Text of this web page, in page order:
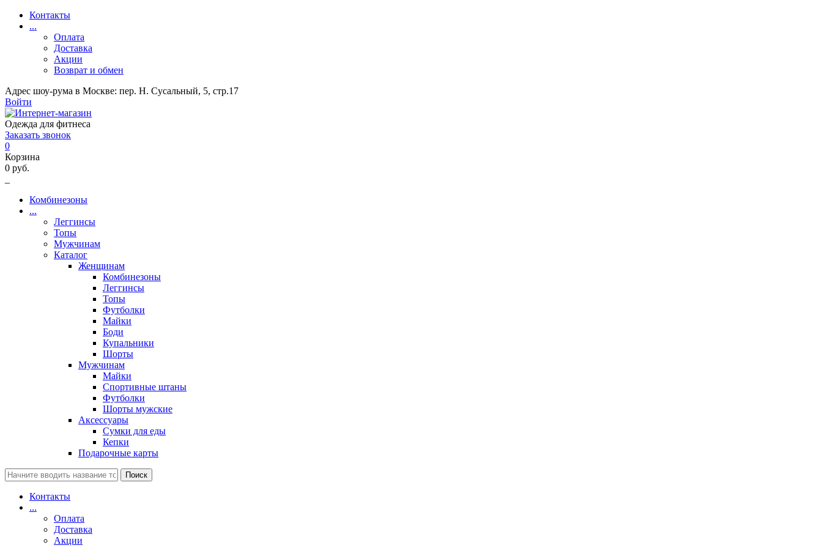
Контакты
...
Оплата
Доставка
Акции
Возврат и обмен
Адрес шоу-рума в Москве: пер. Н. Сусальный, 5, стр.17
Войти
Одежда для фитнеса
Заказать звонок
0
Корзина
0 руб.
Комбинезоны
...
Леггинсы
Топы
Мужчинам
Каталог
Женщинам
Комбинезоны
Леггинсы
Топы
Футболки
Майки
Боди
Купальники
Шорты
Мужчинам
Майки
Спортивные штаны
Футболки
Шорты мужские
Аксессуары
Сумки для еды
Кепки
Подарочные карты
Поиск
Контакты
...
Оплата
Доставка
Акции